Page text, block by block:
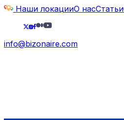
Наши локацииО насСтатьи
info@bizonaire.com